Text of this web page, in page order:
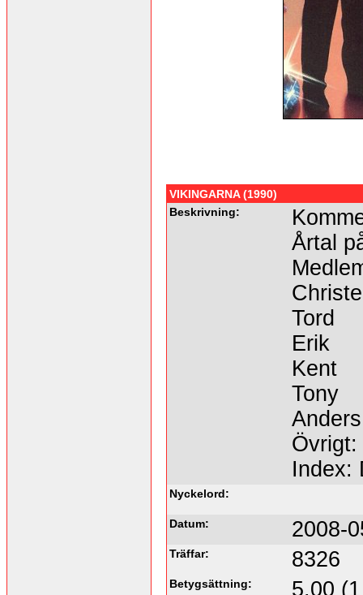
VIKINGARNA (1990)
Beskrivning:
Årtal
Tord
Erik
Kent
Tony
Anders
Övrigt:
Index:
Nyckelord:
Datum: 2008-
Träffar: 8326
Betygsättning: 5.00